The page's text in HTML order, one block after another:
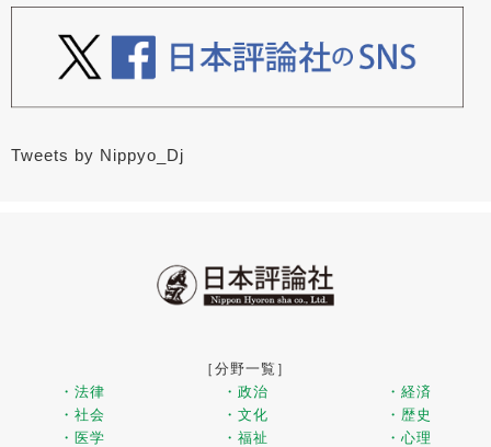
Tweets by Nippyo_Dj
［分野一覧］
・法律
・政治
・経済
・社会
・文化
・歴史
・医学
・福祉
・心理